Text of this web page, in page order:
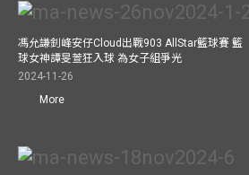
馮允謙釗峰安仔Cloud出戰903 AllStar籃球賽 籃
球女神譚旻萱狂入球 為女子組爭光
2024-11-26
More